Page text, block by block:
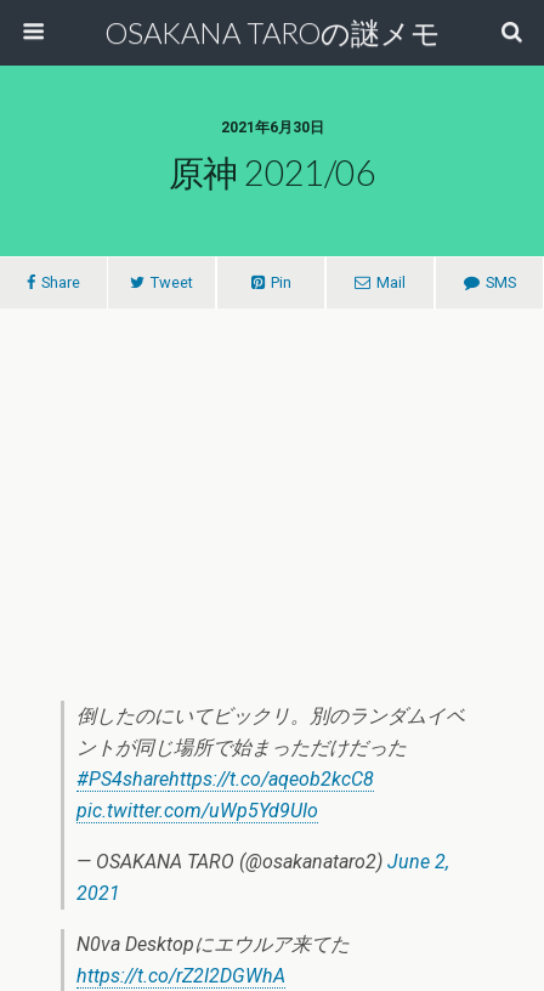
OSAKANA TAROの謎メモ
2021年6月30日
原神 2021/06
Share Tweet Pin Mail SMS
倒したのにいてビックリ。別のランダムイベ
ントが同じ場所で始まっただけだった
#PS4sharehttps://t.co/aqeob2kcC8
pic.twitter.com/uWp5Yd9UIo
— OSAKANA TARO (@osakanataro2) June 2,
2021
N0va Desktopにエウルア来てた
https://t.co/rZ2I2DGWhA